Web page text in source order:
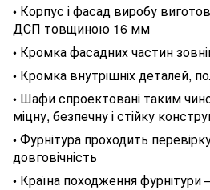
• Корпус і фасад виробу
ДСП товщиною 16 мм
• Кромка фасадних частин
• Кромка внутрішніх деталей,
• Шафи спроектовані таким
міцну, безпечну і стійку
• Фурнітура проходить
довговічність
• Країна походження